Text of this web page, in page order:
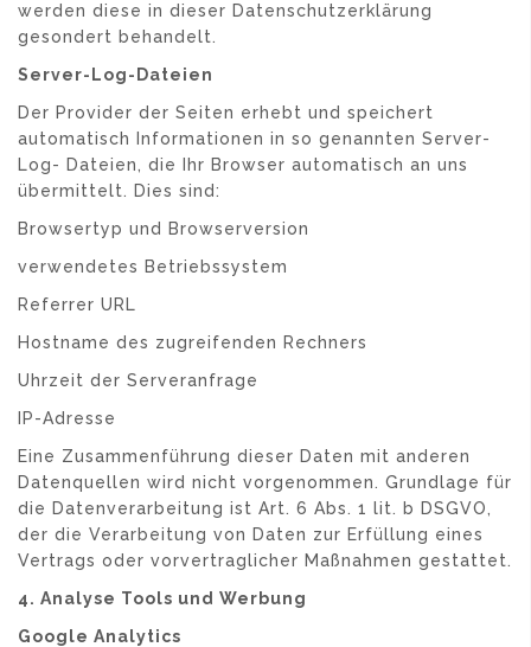
werden diese in dieser Datenschutzerklärung
gesondert behandelt.
Server-Log-Dateien
Der Provider der Seiten erhebt und speichert
automatisch Informationen in so genannten Server-
Log- Dateien, die Ihr Browser automatisch an uns
übermittelt. Dies sind:
Browsertyp und Browserversion
verwendetes Betriebssystem
Referrer URL
Hostname des zugreifenden Rechners
Uhrzeit der Serveranfrage
IP-Adresse
Eine Zusammenführung dieser Daten mit anderen
Datenquellen wird nicht vorgenommen. Grundlage für
die Datenverarbeitung ist Art. 6 Abs. 1 lit. b DSGVO,
der die Verarbeitung von Daten zur Erfüllung eines
Vertrags oder vorvertraglicher Maßnahmen gestattet.
4. Analyse Tools und Werbung
Google Analytics